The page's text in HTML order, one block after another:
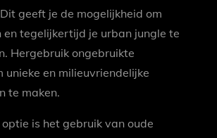
geeft je de mogelijkheid om
en tegelijkertijd je urban jungle te
Hergebruik ongebruikte
unieke en milieuvriendelijke
te maken.
is het gebruik van oude